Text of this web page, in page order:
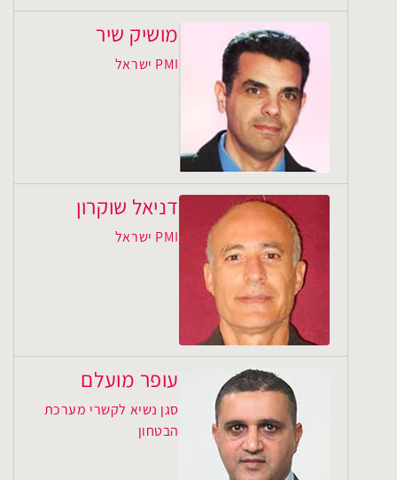
מושיק שיר
PMI ישראל
דניאל שוקרון
PMI ישראל
עופר מועלם
סגן נשיא לקשרי מערכת
הבטחון